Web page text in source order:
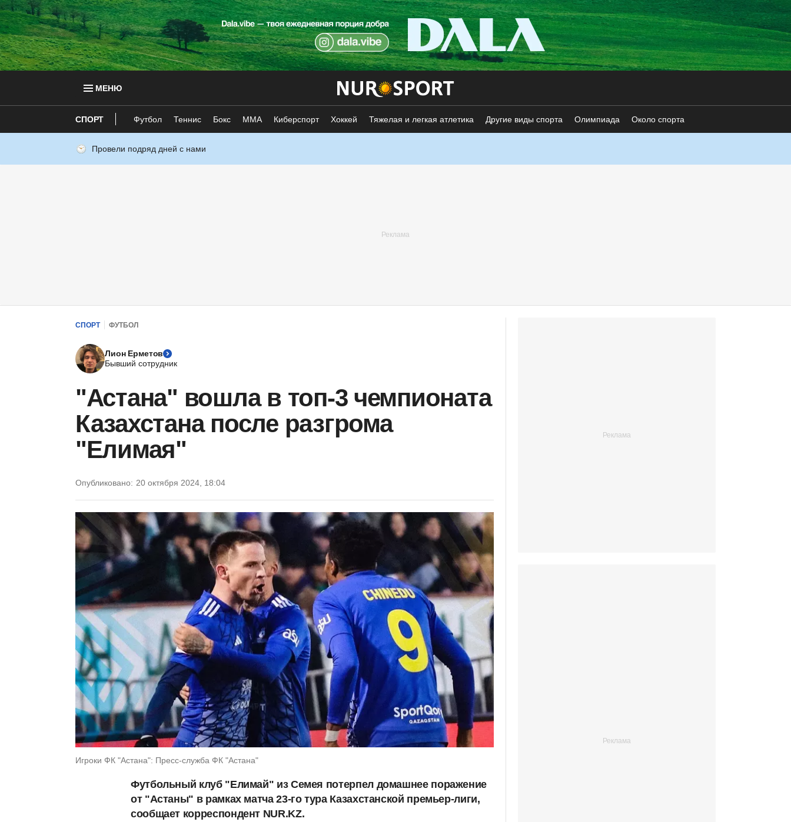
МЕНЮ
СПОРТ Футбол Теннис Бокс ММА Киберспорт Хоккей Тяжелая и легкая атлетика Другие виды спорта Олимпиада Около спорта
Провели подряд дней с нами
СПОРТ ФУТБОЛ
Лион Ерметов
Бывший сотрудник
"Астана" вошла в топ-3 чемпионата
Казахстана после разгрома
"Елимая"
Опубликовано: 20 октября 2024, 18:04
Игроки ФК "Астана": Пресс-служба ФК "Астана"
Футбольный клуб "Елимай" из Семея потерпел домашнее поражение
от "Астаны" в рамках матча 23-го тура Казахстанской премьер-лиги,
сообщает корреспондент NUR.KZ.